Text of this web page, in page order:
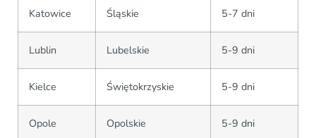
Katowice Śląskie 5-7 dni
Lublin Lubelskie 5-9 dni
Kielce Świętokrzyskie 5-9 dni
Opole Opolskie 5-9 dni